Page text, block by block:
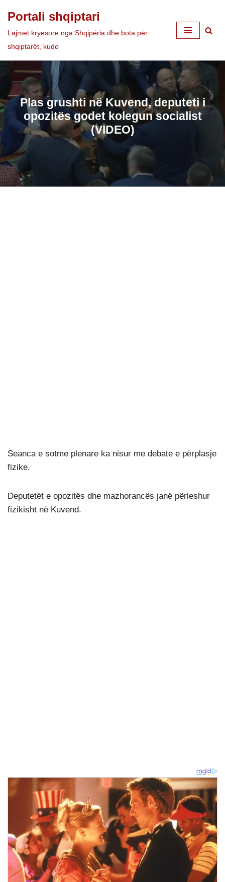
Skip
to
Portali shqiptari
Lajmet kryesore nga Shqipëria dhe bota për
shqiptarët, kudo
Plas grushti në Kuvend, deputeti i
opozitës godet kolegun socialist
(VIDEO)
Seanca e sotme plenare ka nisur me debate e përplasje
fizike.
Deputetët e opozitës dhe mazhorancës janë përleshur
fizikisht në Kuvend.